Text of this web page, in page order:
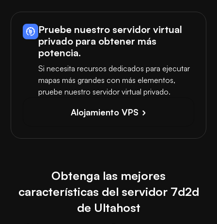
Pruebe nuestro servidor virtual
privado para obtener más
potencia.
Si necesita recursos dedicados para ejecutar
mapas más grandes con más elementos,
pruebe nuestro servidor virtual privado.
Alojamiento VPS
Obtenga las mejores
características del servidor 7d2d
de Ultahost